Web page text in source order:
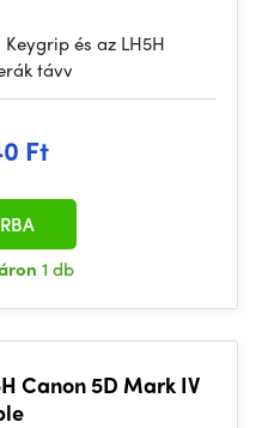
és az LH5H
távv
Ft
1 db
Canon 5D Mark IV